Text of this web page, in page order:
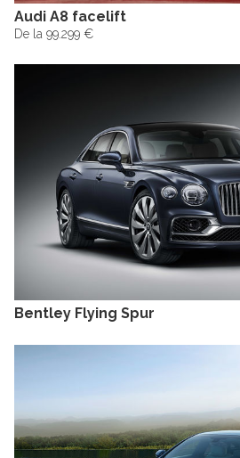
Audi A8 facelift
De la 99.299 €
Bentley Flying Spur